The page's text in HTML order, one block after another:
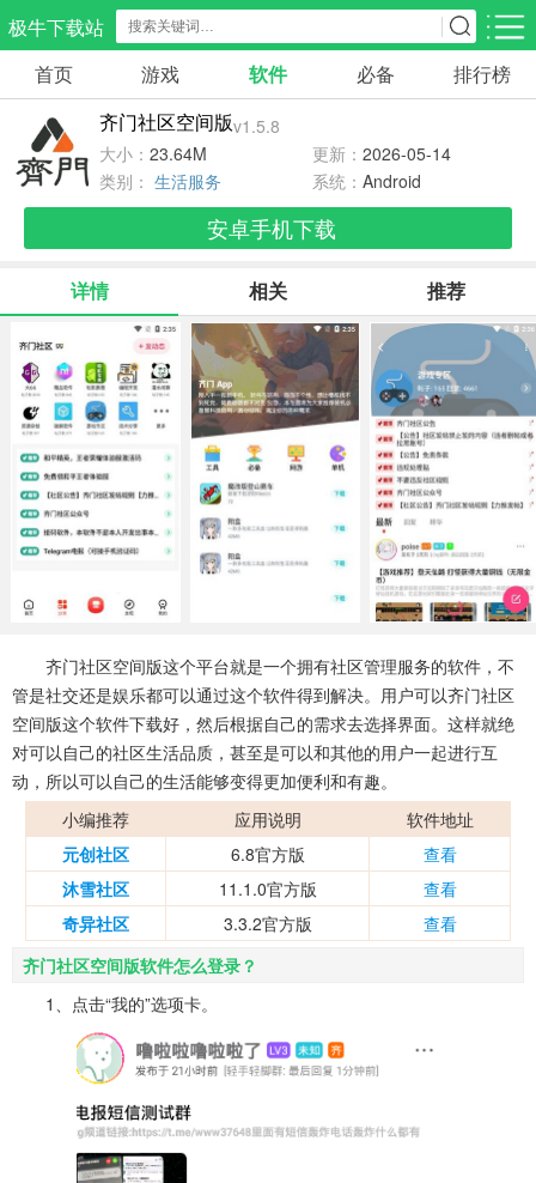
极牛下载站
应用分类 游戏分类
生活服务
300款应用
教育学习
180款应用
气象交通
86款应用
游戏辅助
478款应用
摄影美化
216款应用
186款应用
电子图书
441款应用
184款应用
44款应用
金融理财
54款应用
媒体影音
605款应用
系统工具
健康医疗
54款应用
ai工具
338款应用
97款应用
首页 游戏 软件 必备 排行榜
齐门社区空间版v1.5.8
大小： 23.64M 更新： 2026-05-14
类别： 生活服务 系统： Android
安卓手机下载
详情 相关 推荐
齐门社区空间版这个平台就是一个拥有社区管理服务的软件，不
管是社交还是娱乐都可以通过这个软件得到解决。用户可以齐门社区
空间版这个软件下载好，然后根据自己的需求去选择界面。这样就绝
对可以自己的社区生活品质，甚至是可以和其他的用户一起进行互
动，所以可以自己的生活能够变得更加便利和有趣。
小编推荐
应用说明
软件地址
元创社区
6.8官方版
查看
沐雪社区
11.1.0官方版
查看
奇异社区
3.3.2官方版
查看
齐门社区空间版软件怎么登录？
1、点击“我的”选项卡。